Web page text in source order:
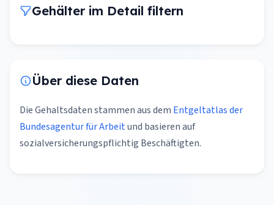
Gehälter im Detail filtern
Über diese Daten
Die Gehaltsdaten stammen aus dem Entgeltatlas der
Bundesagentur für Arbeitund basieren auf
sozialversicherungspflichtig Beschäftigten.